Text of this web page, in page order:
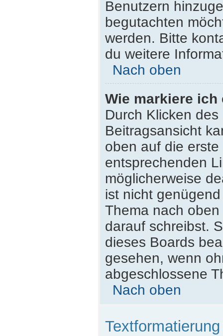
Benutzern
begutachten
werden. Bitte
du weitere
Nach oben
Wie markiere ich
Durch Klicken des
Beitragsansicht
oben auf die
entsprechenden
möglicherweise
ist nicht
Thema nach
darauf schreibst.
dieses Boards
gesehen, wenn
abgeschlossene
Nach oben